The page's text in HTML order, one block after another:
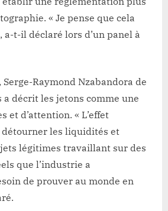
« Je pense que cela
a-t-il déclaré lors d’un panel à
Raymond Nzabandora de
a décrit les jetons comme une
et d’attention. « L’effet
les liquidités et
légitimes travaillant sur des
que l’industrie a
de prouver au monde en